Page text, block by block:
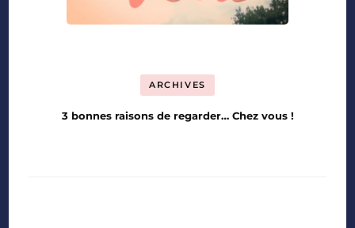
ARCHIVES
3 bonnes raisons de regarder… Chez vous !